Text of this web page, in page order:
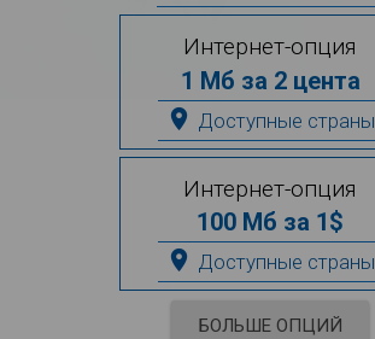
Интернет-опция
1 Мб за 2 цента
place Доступные страны
Интернет-опция
100 Мб за 1$
place Доступные страны
БОЛЬШЕ ОПЦИЙ